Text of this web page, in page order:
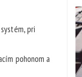
pri
pohonom a